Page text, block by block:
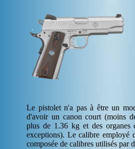
Le pistolet n'a pas à être un
d'avoir un canon court (moins
plus de 1.36 kg et des
exceptions). Le calibre employé
composée de calibres utilisés par